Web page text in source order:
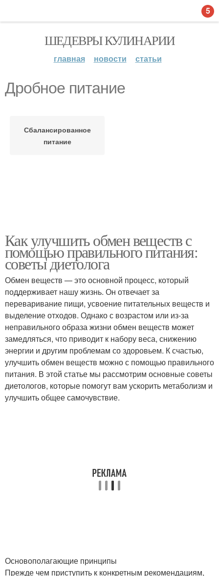
ШЕДЕВРЫ КУЛИНАРИИ
главная новости статьи
Дробное питание
Сбалансированное
питание
Как улучшить обмен веществ с
помощью правильного питания:
советы диетолога
Обмен веществ — это основной процесс, который
поддерживает нашу жизнь. Он отвечает за
переваривание пищи, усвоение питательных веществ и
выделение отходов. Однако с возрастом или из-за
неправильного образа жизни обмен веществ может
замедляться, что приводит к набору веса, снижению
энергии и другим проблемам со здоровьем. К счастью,
улучшить обмен веществ можно с помощью правильного
питания. В этой статье мы рассмотрим основные советы
диетологов, которые помогут вам ускорить метаболизм и
улучшить общее самочувствие.
Основополагающие принципы
Прежде чем приступить к конкретным рекомендациям,
5